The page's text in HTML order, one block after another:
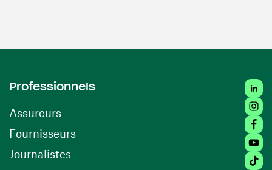
Professionnels
Assureurs
Fournisseurs(ouvre une nouvelle fenêtre)
Journalistes